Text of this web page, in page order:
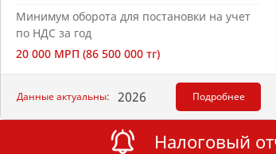
Минимум оборота для постановки на учет
по НДС за год
20 000 МРП (86 500 000 тг)
Данные актуальны: 2026 Подробнее
Налоговый